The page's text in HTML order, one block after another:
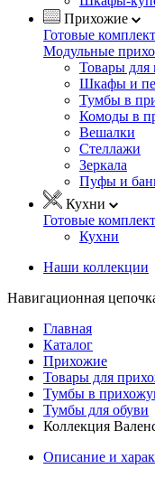
Прихожие
Готовые
Модульные
Товары для
Шкафы и
Тумбы в
Комоды в
Вешалки
Стеллажи
Зеркала
Пуфы и
Кухни
Готовые
Кухни
Наши коллекции
Навигационная
Главная
Каталог
Прихожие
Товары для
Тумбы в
Тумбы для обуви
Коллекция
Описание и